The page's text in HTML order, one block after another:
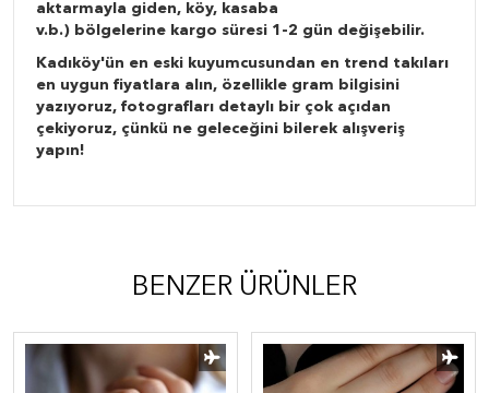
aktarmayla giden, köy, kasaba
v.b.) bölgelerine kargo süresi 1-2 gün değişebilir.
Kadıköy'ün en eski kuyumcusundan en trend takıları
en uygun fiyatlara alın, özellikle gram bilgisini
yazıyoruz, fotografları detaylı bir çok açıdan
çekiyoruz, çünkü ne geleceğini bilerek alışveriş
yapın!
BENZER ÜRÜNLER